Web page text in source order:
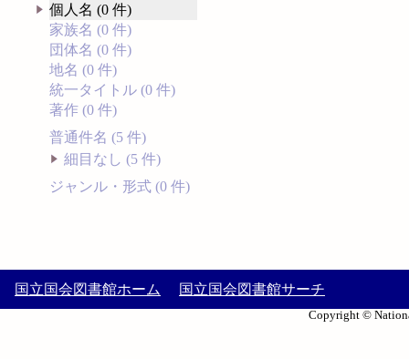
個人名 (0 件)
家族名 (0 件)
団体名 (0 件)
地名 (0 件)
統一タイトル (0 件)
著作 (0 件)
普通件名 (5 件)
細目なし (5 件)
ジャンル・形式 (0 件)
国立国会図書館ホーム 国立国会図書館サーチ
Copyright ©